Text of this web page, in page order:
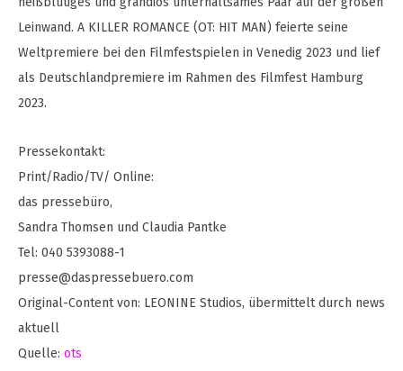
Leinwand. A KILLER ROMANCE (OT: HIT MAN) feierte seine
Weltpremiere bei den Filmfestspielen in Venedig 2023 und lief
als Deutschlandpremiere im Rahmen des Filmfest Hamburg
2023.
Pressekontakt:
Print/Radio/TV/ Online:
das pressebüro,
Sandra Thomsen und Claudia Pantke
Tel: 040 5393088-1
presse@daspressebuero.com
Original-Content von: LEONINE Studios, übermittelt durch news
aktuell
Quelle: ots